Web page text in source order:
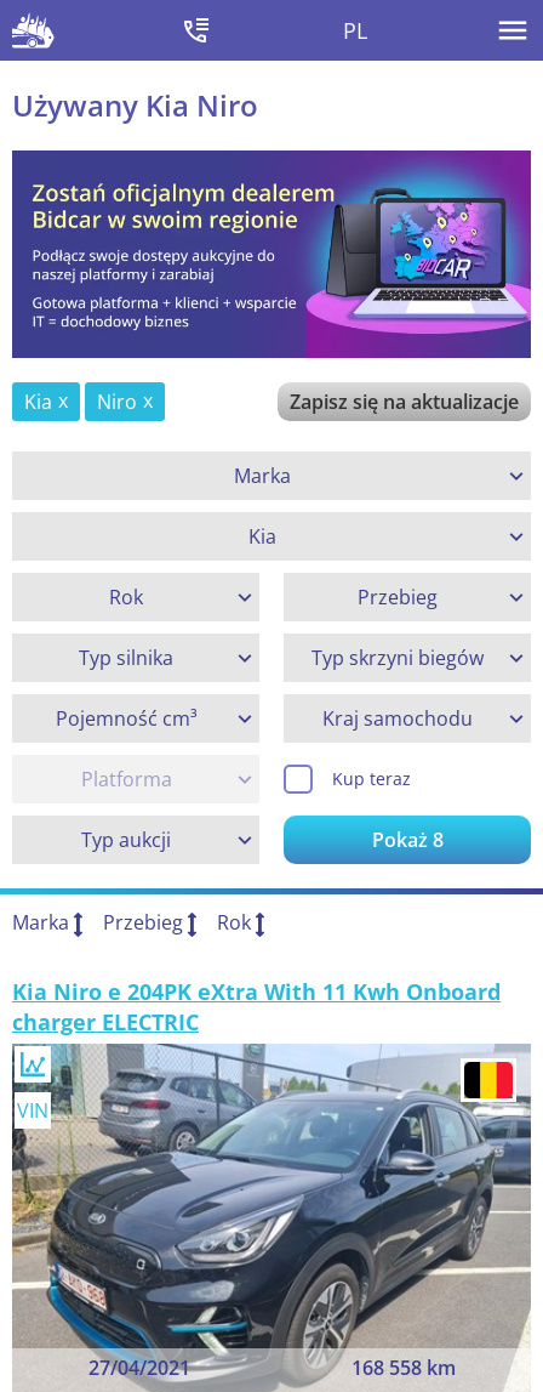
PL
Używany Kia Niro
Kia Niro Zapisz się na aktualizacje
Marka
Kia
Rok Przebieg
Typ silnika Typ skrzyni biegów
Pojemność cm³ Kraj samochodu
Platforma Kup teraz
Typ aukcji Pokaż8
Marka Przebieg Rok
Kia Niro e 204PK eXtra With 11 Kwh Onboard
charger ELECTRIC
27/04/2021
168 558 km
VIN